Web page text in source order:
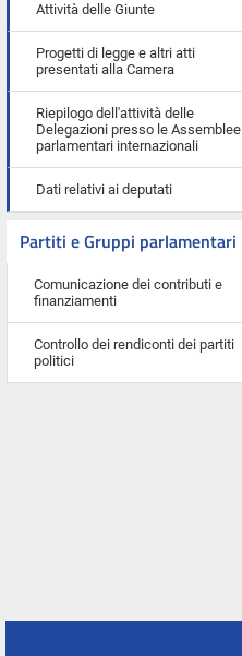
Attività delle Giunte
Progetti di legge e altri atti
presentati alla Camera
Riepilogo dell'attività delle
Delegazioni presso le Assemblee
parlamentari internazionali
Dati relativi ai deputati
Partiti e Gruppi parlamentari
Comunicazione dei contributi e
finanziamenti
Controllo dei rendiconti dei partiti
politici